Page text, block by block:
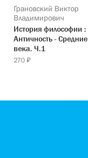
Грановский Виктор
Владимирович
История философии :
Античность - Средние
века. Ч.1
270 ₽